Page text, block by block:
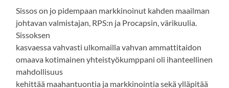
Sissos on jo pidempaan markkinoinut kahden maailman
johtavan valmistajan, RPS:n ja Procapsin, värikuulia.
Sissoksen
kasvaessa vahvasti ulkomailla vahvan ammattitaidon
omaava kotimainen yhteistyökumppani oli ihanteellinen
mahdollisuus
kehittää maahantuontia ja markkinointia sekä ylläpitää